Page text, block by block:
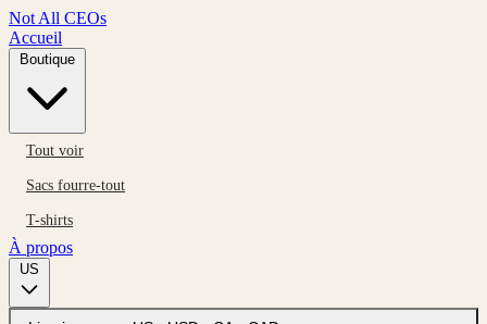
Not All CEOs
Accueil
Tout voir
Sacs fourre-tout
T-shirts
À propos